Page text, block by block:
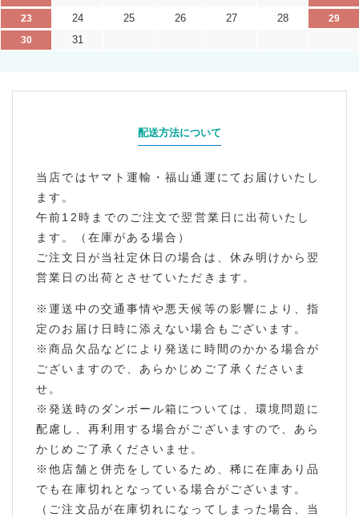
23
24 25 26 27 28
29
30
31
配送方法について
当店ではヤマト運輸・福山通運にてお届けいたし
ます。
午前12時までのご注文で翌営業日に出荷いたし
ます。（在庫がある場合）
ご注文日が当社定休日の場合は、休み明けから翌
営業日の出荷とさせていただきます。
※運送中の交通事情や悪天候等の影響により、指
定のお届け日時に添えない場合もございます。
※商品欠品などにより発送に時間のかかる場合が
ございますので、あらかじめご了承くださいま
せ。
※発送時のダンボール箱については、環境問題に
配慮し、再利用する場合がございますので、あら
かじめご了承くださいませ。
※他店舗と併売をしているため、稀に在庫あり品
でも在庫切れとなっている場合がございます。
（ご注文品が在庫切れになってしまった場合、当